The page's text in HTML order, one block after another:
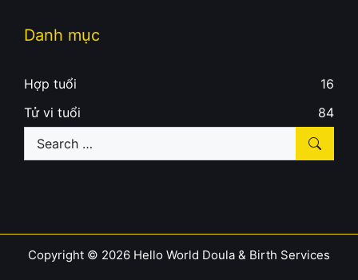
Danh mục
Hợp tuổi
16
Tử vi tuổi
84
Search
Copyright © 2026 Hello World Doula & Birth Services